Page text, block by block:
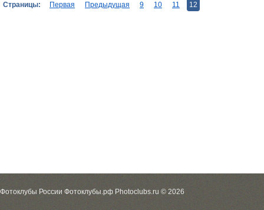
Страницы: Первая Предыдущая 9 10 11 12
Фотоклубы России Фотоклубы.рф Photoclubs.ru © 2026